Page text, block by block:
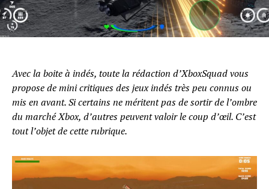
Avec la boite à indés, toute la rédaction d’XboxSquad vous
propose de mini critiques des jeux indés très peu connus ou
mis en avant. Si certains ne méritent pas de sortir de l’ombre
du marché Xbox, d’autres peuvent valoir le coup d’œil. C’est
tout l’objet de cette rubrique.